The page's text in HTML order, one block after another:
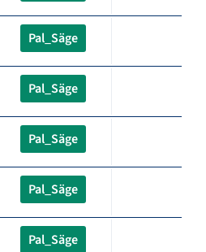
Pal_Säge
Pal_Säge
Pal_Säge
Pal_Säge
Pal_Säge